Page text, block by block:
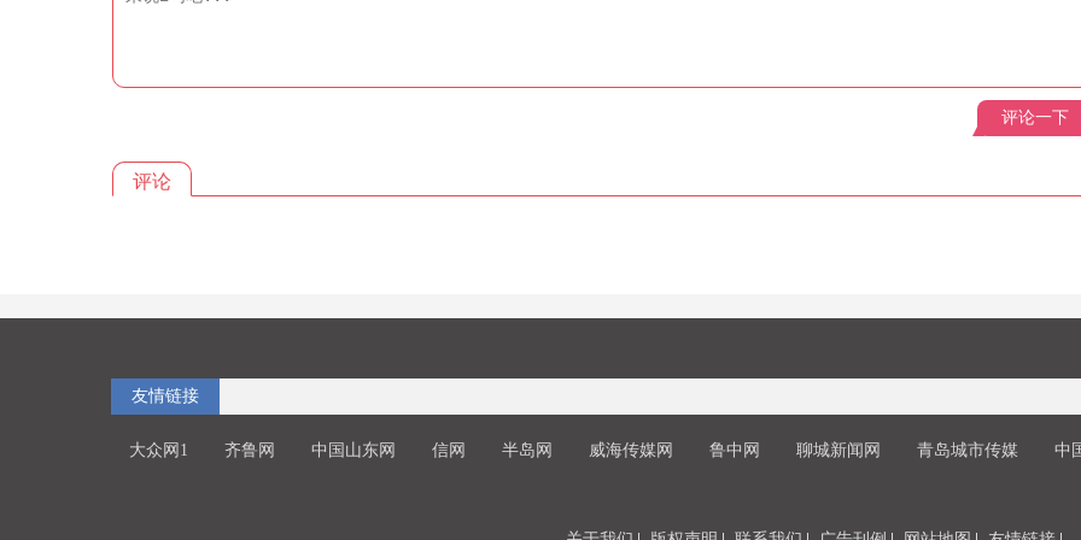
评论一下
评论
友情链接
大众网1 齐鲁网 中国山东网 信网 半岛网 威海传媒网 鲁中网 聊城新闻网 青岛城市传媒 中